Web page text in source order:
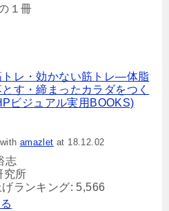
１冊
トレ・効かない筋トレ―体脂
す・締まったカラダをつく
ビジュアル実用BOOKS)
amazlet at 18.12.02
志
究所
ランキング: 5,566